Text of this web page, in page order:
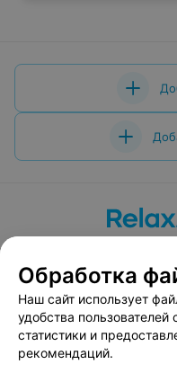
Вакансии
Публичный
Обработка
Наш сайт использует
удобства пользователей
статистики и
рекомендаций.